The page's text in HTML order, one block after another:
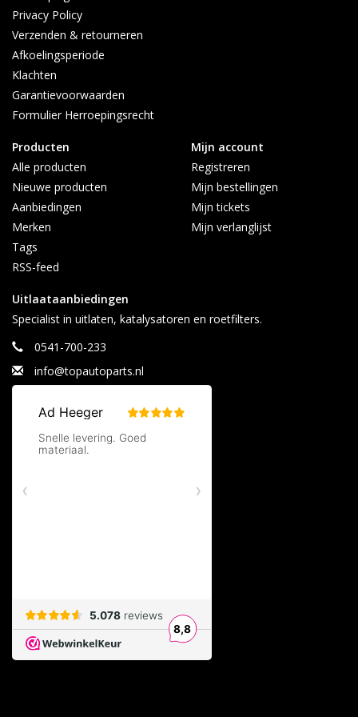
Privacy Policy
Verzenden & retourneren
Afkoelingsperiode
Klachten
Garantievoorwaarden
Formulier Herroepingsrecht
Producten
Alle producten
Nieuwe producten
Aanbiedingen
Merken
Tags
RSS-feed
Mijn account
Registreren
Mijn bestellingen
Mijn tickets
Mijn verlanglijst
Uitlaataanbiedingen
Specialist in uitlaten, katalysatoren en roetfilters.
0541-700-233
info@topautoparts.nl